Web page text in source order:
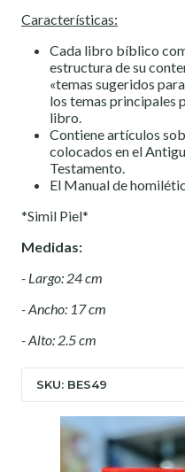
Características:
Cada libro bíblico
estructura de su
«temas sugeridos
los temas principales
libro.
Contiene artículos
colocados en el
Testamento.
El Manual de
*Simil Piel*
Medidas:
- Largo: 24 cm
- Ancho: 17 cm
- Alto: 2.5 cm
SKU: BES49